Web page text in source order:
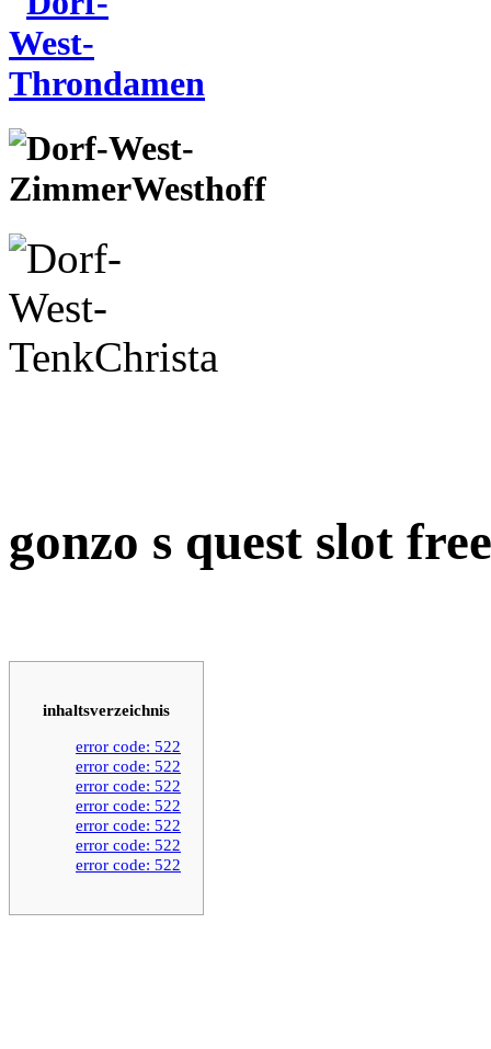
gonzo s quest slot
inhaltsverzeichnis
error code: 522
error code: 522
error code: 522
error code: 522
error code: 522
error code: 522
error code: 522